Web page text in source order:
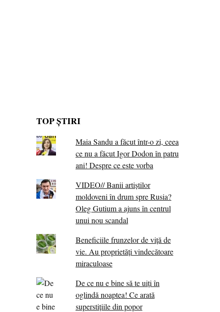
TOP ȘTIRI
Maia Sandu a făcut într-o zi, ceea
ce nu a făcut Igor Dodon în patru
ani! Despre ce este vorba
VIDEO// Banii artiștilor
moldoveni în drum spre Rusia?
Oleg Gutium a ajuns în centrul
unui nou scandal
Beneficiile frunzelor de viță de
vie. Au proprietăţi vindecătoare
miraculoase
De ce nu e bine să te uiți în
oglindă noaptea! Ce arată
superstițiile din popor